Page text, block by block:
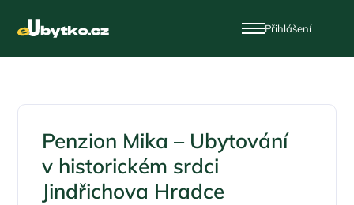
Přihlášení
Penzion Mika – Ubytování
v historickém srdci
Jindřichova Hradce